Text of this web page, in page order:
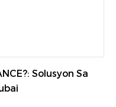
Solusyon Sa